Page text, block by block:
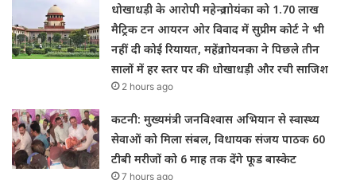
धोखाधड़ी के आरोपी महेन्द्र गोयंका को 1.70 लाख
मैट्रिक टन आयरन ओर विवाद में सुप्रीम कोर्ट ने भी
नहीं दी कोई रियायत, महेंद्र गोयनका ने पिछले तीन
सालों में हर स्तर पर की धोखाधड़ी और रची साजिश
2 hours ago
कटनी: मुख्यमंत्री जनविश्वास अभियान से स्वास्थ्य
सेवाओं को मिला संबल, विधायक संजय पाठक 60
टीबी मरीजों को 6 माह तक देंगे फूड बास्केट
7 hours ago